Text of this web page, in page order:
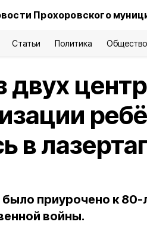
Прохоровского
Статьи Политика Общество
двух
в
приурочено к 80-
войны.